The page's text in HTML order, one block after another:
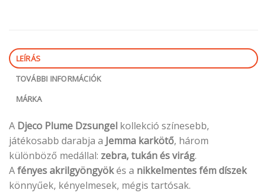
LEÍRÁS
TOVÁBBI INFORMÁCIÓK
MÁRKA
A Djeco Plume Dzsungel kollekció színesebb,
játékosabb darabja a Jemma karkötő, három
különböző medállal: zebra, tukán és virág.
Afényes akrilgyöngyökés a nikkelmentes fém díszek
könnyűek, kényelmesek, mégis tartósak.